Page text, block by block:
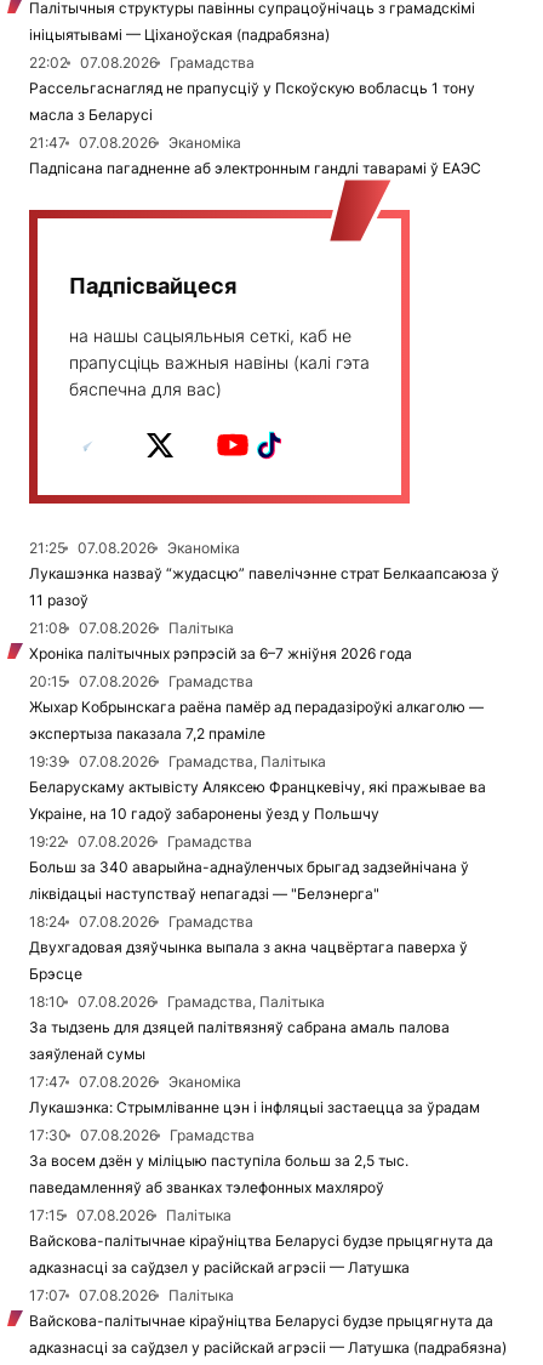
Палітычныя структуры павінны супрацоўнічаць з грамадскімі
ініцыятывамі — Ціханоўская (падрабязна)
22:02
07.08.2026
Грамадства
Рассельгаснагляд не прапусціў у Пскоўскую вобласць 1 тону
масла з Беларусі
21:47
07.08.2026
Эканоміка
Падпісана пагадненне аб электронным гандлі таварамі ў ЕАЭС
Падпісвайцеся
на нашы сацыяльныя сеткі, каб не
прапусціць важныя навіны (калі гэта
бяспечна для вас)
21:25 07.08.2026
Эканоміка
Лукашэнка назваў “жудасцю” павелічэнне страт Белкаапсаюза ў
11 разоў
21:08
07.08.2026
Палітыка
Хроніка палітычных рэпрэсій за 6–7 жніўня 2026 года
20:15
07.08.2026
Грамадства
Жыхар Кобрынскага раёна памёр ад перадазіроўкі алкаголю —
экспертыза паказала 7,2 праміле
19:39
07.08.2026
Грамадства, Палітыка
Беларускаму актывісту Аляксею Францкевічу, які пражывае ва
Украіне, на 10 гадоў забаронены ўезд у Польшчу
19:22
07.08.2026
Грамадства
Больш за 340 аварыйна-аднаўленчых брыгад задзейнічана ў
ліквідацыі наступстваў непагадзі — "Белэнерга"
18:24
07.08.2026
Грамадства
Двухгадовая дзяўчынка выпала з акна чацвёртага паверха ў
Брэсце
18:10
07.08.2026
Грамадства, Палітыка
За тыдзень для дзяцей палітвязняў сабрана амаль палова
заяўленай сумы
17:47
07.08.2026
Эканоміка
Лукашэнка: Стрымліванне цэн і інфляцыі застаецца за ўрадам
17:30
07.08.2026
Грамадства
За восем дзён у міліцыю паступіла больш за 2,5 тыс.
паведамленняў аб званках тэлефонных махляроў
17:15
07.08.2026
Палітыка
Вайскова-палітычнае кіраўніцтва Беларусі будзе прыцягнута да
адказнасці за саўдзел у расійскай агрэсіі — Латушка
17:07
07.08.2026
Палітыка
Вайскова-палітычнае кіраўніцтва Беларусі будзе прыцягнута да
адказнасці за саўдзел у расійскай агрэсіі — Латушка (падрабязна)